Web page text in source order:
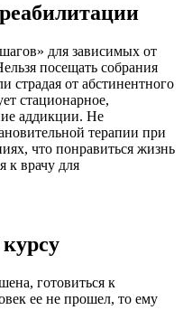
для зависимых от
посещать собрания
страдая от абстинентного
стационарное,
аддикции. Не
терапии при
что понравиться жизнь
к врачу для
готовиться к
ее не прошел, то ему